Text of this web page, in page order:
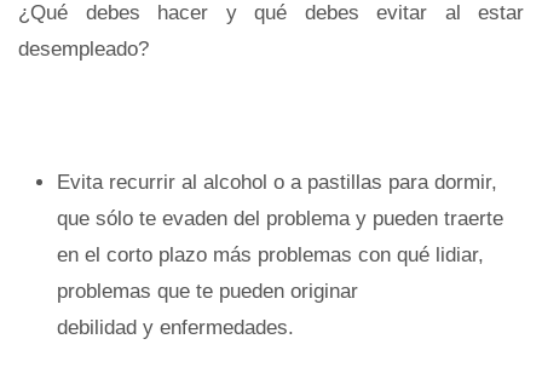
¿Qué debes hacer y qué debes evitar al estar
desempleado?
Evita recurrir al alcohol o a pastillas para dormir,
que sólo te evaden del problema y pueden traerte
en el corto plazo más problemas con qué lidiar,
problemas que te pueden originar
debilidad y enfermedades.